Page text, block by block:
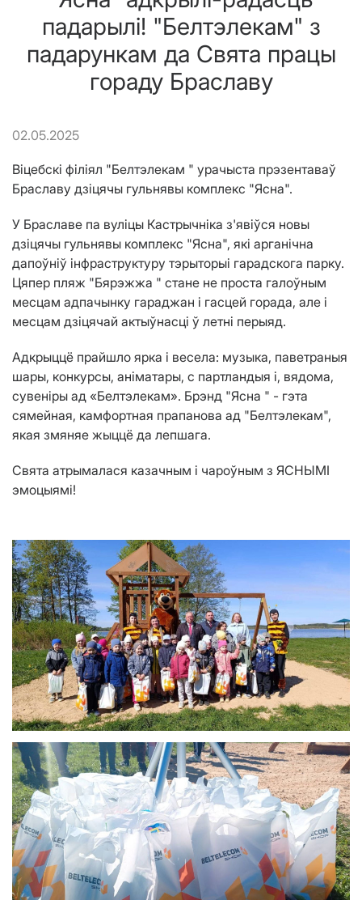
падарылі! "Белтэлекам" з
падарункам да Свята працы
гораду Браславу
02.05.2025
Віцебскі філіял "Белтэлекам " урачыста прэзентаваў
Браславу дзіцячы гульнявы комплекс "Ясна".
У Браславе па вуліцы Кастрычніка з'явіўся новы
дзіцячы гульнявы комплекс "Ясна", які арганічна
дапоўніў інфраструктуру тэрыторыі гарадскога парку.
Цяпер пляж "Бярэжжа " стане не проста галоўным
месцам адпачынку гараджан і гасцей горада, але і
месцам дзіцячай актыўнасці ў летні перыяд.
Адкрыццё прайшло ярка і весела: музыка, паветраныя
шары, конкурсы, аніматары, с партландыя і, вядома,
сувеніры ад «Белтэлекам». Брэнд "Ясна " - гэта
сямейная, камфортная прапанова ад "Белтэлекам",
якая змяняе жыццё да лепшага.
Свята атрымалася казачным і чароўным з ЯСНЫМІ
эмоцыямі!